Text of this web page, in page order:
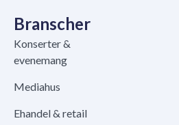
Branscher
Konserter &
evenemang
Mediahus
Ehandel & retail